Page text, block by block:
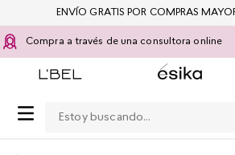
Compra a través de una consultora online
ENVÍO GRATIS POR COMPRAS